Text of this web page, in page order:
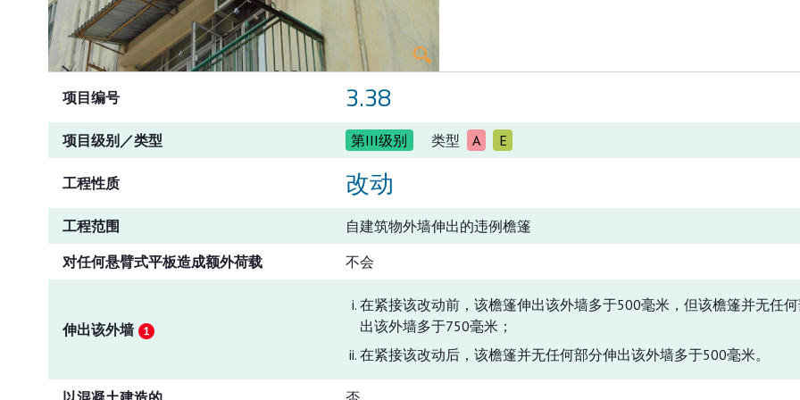
项目编号 3.38
项目级别／类型 第III级别 类型 A E
工程性质 改动
工程范围
自建筑物外墙伸出的违例檐篷
对任何悬臂式平板造成额外荷载
不会
伸出该外墙
在紧接该改动前，该檐篷伸出该外墙多于500毫米，但该檐篷并无任
出该外墙多于750毫米；
在紧接该改动后，该檐篷并无任何部分伸出该外墙多于500毫米。